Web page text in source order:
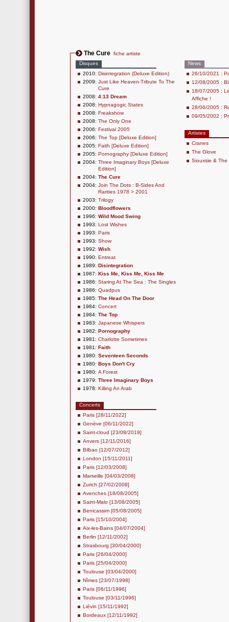
The Cure fiche artiste
Disques
2010: Disintegration (Deluxe Edition)
2009: Just Like Heaven-Tribute To The
Cure
2008: 4:13 Dream
2008: Hypnagogic States
2008: Freakshow
2008: The Only One
2006: Festival 2005
2006: The Top [Deluxe Edition]
2005: Faith [Deluxe Edition]
2005: Pornography [Deluxe Edition]
2004: Three Imaginary Boys [Deluxe
Edition]
2004: The Cure
2004: Join The Dots : B-Sides And
Rarities 1978 > 2001
2003: Trilogy
2000: Bloodflowers
1996: Wild Mood Swing
1993: Lost Wishes
1993: Paris
1993: Show
1992: Wish
1990: Entreat
1989: Disintegration
1987: Kiss Me, Kiss Me, Kiss Me
1986: Staring At The Sea : The Singles
1986: Quadpus
1985: The Head On The Door
1984: Concert
1984: The Top
1983: Japanese Whispers
1982: Pornography
1981: Charlotte Sometimes
1981: Faith
1980: Seventeen Seconds
1980: Boys Don't Cry
1980: A Forest
1979: Three Imaginary Boys
1978: Killing An Arab
Concerts
Paris [28/11/2022]
Genève [06/11/2022]
Saint-cloud [23/08/2019]
Anvers [12/11/2016]
Bilbao [12/07/2012]
London [15/11/2011]
Paris [12/03/2008]
Marseille [04/03/2008]
Zurich [27/02/2008]
Avenches [18/08/2005]
Saint-Malo [13/08/2005]
Benicassim [05/08/2005]
Paris [15/10/2004]
Aix-les-Bains [04/07/2004]
Berlin [12/11/2002]
Strasbourg [30/04/2000]
Paris [26/04/2000]
Paris [25/04/2000]
Toulouse [03/04/2000]
Nîmes [23/07/1998]
Paris [06/11/1996]
Toulouse [03/11/1996]
Liévin [15/11/1992]
Bordeaux [12/11/1992]
News
26/10/2021 :
12/08/2005 :
18/07/2005 :
Affiche !
28/06/2005 :
09/05/2002 :
Artistes
Cranes
The Glove
Siouxsie & The